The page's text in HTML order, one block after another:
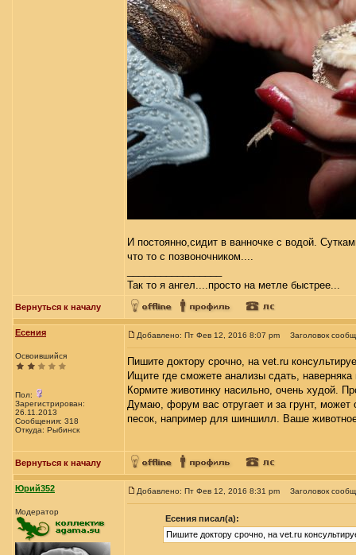
И постоянно,сидит в ванночке с водой.
что то с позвоночником....
Так то я ангел....просто на метле быстрее...
Вернуться к началу
Есения
Освоившийся
Пол:
Зарегистрирован:
26.11.2013
Сообщения: 318
Откуда: Рыбинск
Добавлено: Пт Фев 12, 2016 8:07 pm Заголовок
Пишите доктору срочно, на vet.ru
Ищите где сможете анализы сдать,
Кормите животинку насильно, очень худой.
Думаю, форум вас отругает и за грунт,
песок, например для шиншилл. Ваше
Вернуться к началу
Юрий352
Модератор
Добавлено: Пт Фев 12, 2016 8:31 pm Заголовок
Есения писал(а):
Пишите доктору срочно, на vet.ru